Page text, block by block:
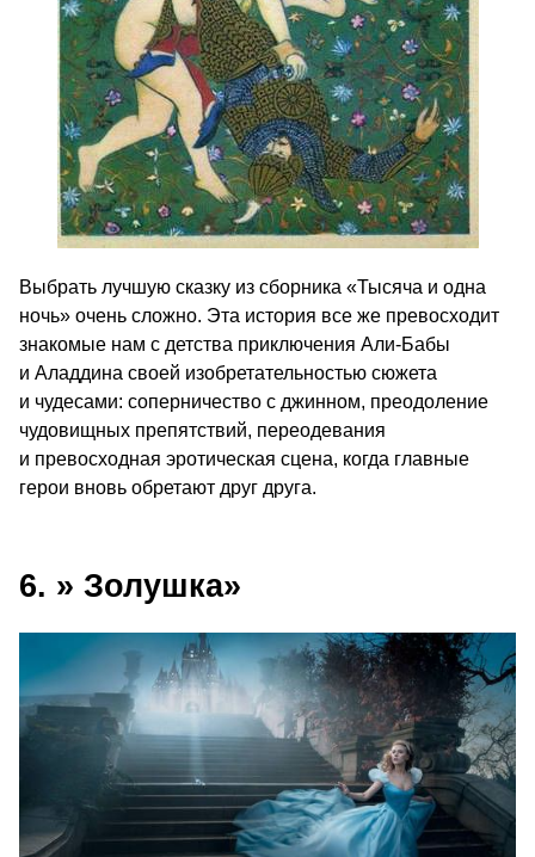
Выбрать лучшую сказку из сборника «Тысяча и одна
ночь» очень сложно. Эта история все же превосходит
знакомые нам с детства приключения Али-Бабы
и Аладдина своей изобретательностью сюжета
и чудесами: соперничество с джинном, преодоление
чудовищных препятствий, переодевания
и превосходная эротическая сцена, когда главные
герои вновь обретают друг друга.
6. » Золушка»